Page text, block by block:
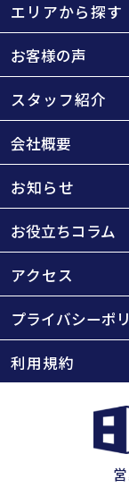
エリアから探す
お客様の声
スタッフ紹介
会社概要
お知らせ
お役立ちコラム
アクセス
プライバシーポ
利用規約